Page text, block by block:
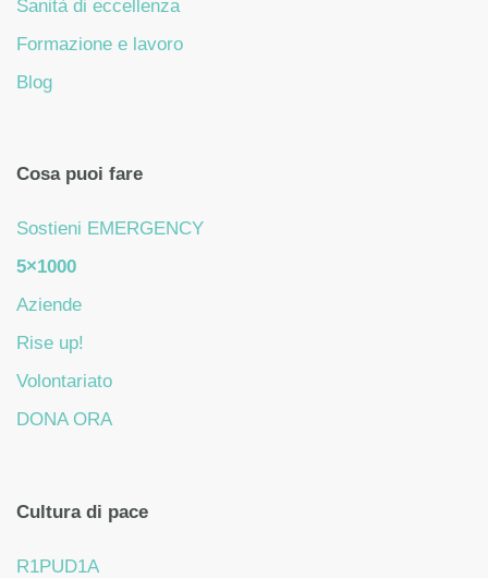
Sanità di eccellenza
Formazione e lavoro
Blog
Cosa puoi fare
Sostieni EMERGENCY
5×1000
Aziende
Rise up!
Volontariato
DONA ORA
Cultura di pace
R1PUD1A